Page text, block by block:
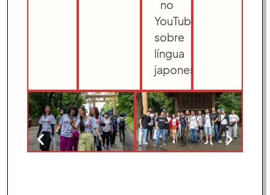
no
YouTube
sobre
língua
japonesa.